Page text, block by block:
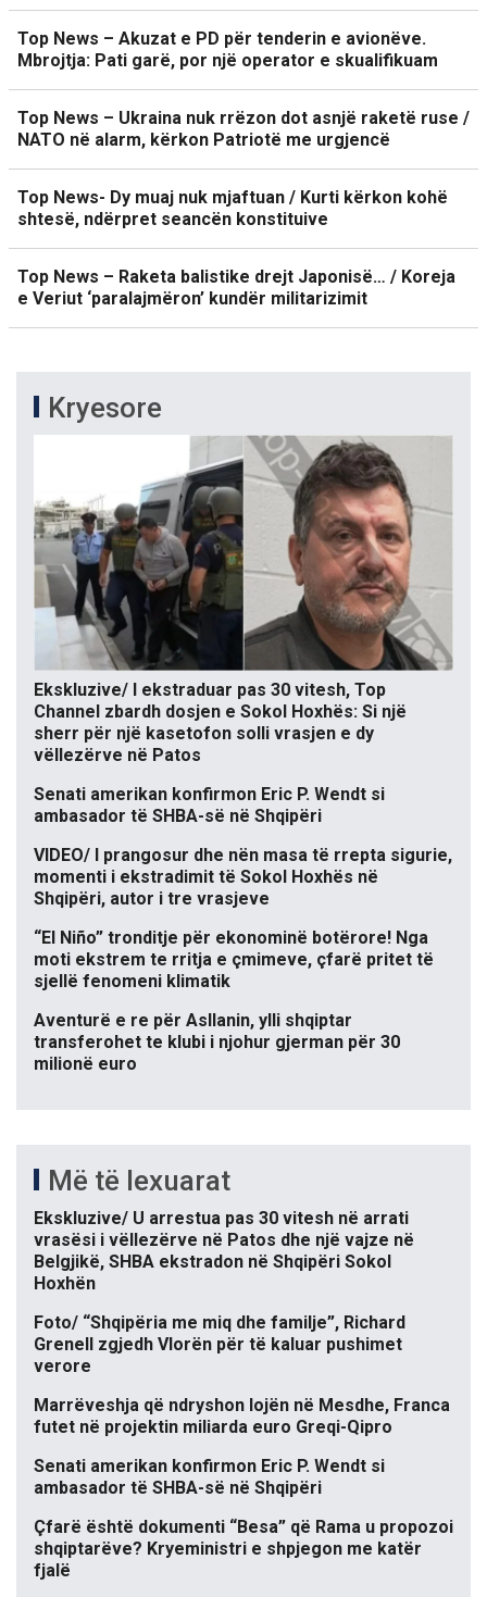
Top News – Akuzat e PD për tenderin e avionëve.
Mbrojtja: Pati garë, por një operator e skualifikuam
Top News – Ukraina nuk rrëzon dot asnjë raketë ruse /
NATO në alarm, kërkon Patriotë me urgjencë
Top News- Dy muaj nuk mjaftuan / Kurti kërkon kohë
shtesë, ndërpret seancën konstituive
Top News – Raketa balistike drejt Japonisë… / Koreja
e Veriut ‘paralajmëron’ kundër militarizimit
Kryesore
Ekskluzive/ I ekstraduar pas 30 vitesh, Top
Channel zbardh dosjen e Sokol Hoxhës: Si një
sherr për një kasetofon solli vrasjen e dy
vëllezërve në Patos
Senati amerikan konfirmon Eric P. Wendt si
ambasador të SHBA-së në Shqipëri
VIDEO/ I prangosur dhe nën masa të rrepta sigurie,
momenti i ekstradimit të Sokol Hoxhës në
Shqipëri, autor i tre vrasjeve
“El Niño” tronditje për ekonominë botërore! Nga
moti ekstrem te rritja e çmimeve, çfarë pritet të
sjellë fenomeni klimatik
Aventurë e re për Asllanin, ylli shqiptar
transferohet te klubi i njohur gjerman për 30
milionë euro
Më të lexuarat
Ekskluzive/ U arrestua pas 30 vitesh në arrati
vrasësi i vëllezërve në Patos dhe një vajze në
Belgjikë, SHBA ekstradon në Shqipëri Sokol
Hoxhën
Foto/ “Shqipëria me miq dhe familje”, Richard
Grenell zgjedh Vlorën për të kaluar pushimet
verore
Marrëveshja që ndryshon lojën në Mesdhe, Franca
futet në projektin miliarda euro Greqi-Qipro
Senati amerikan konfirmon Eric P. Wendt si
ambasador të SHBA-së në Shqipëri
Çfarë është dokumenti “Besa” që Rama u propozoi
shqiptarëve? Kryeministri e shpjegon me katër
fjalë